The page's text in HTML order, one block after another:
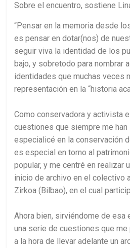
Sobre el encuentro, sostiene
“Pensar en la memoria desde
es pensar en dotar(nos) de
seguir viva la identidad de los
bajo, y sobretodo para nombrar
identidades que muchas veces
representación en la “historia
Como conservadora y activista
cuestiones que siempre me
especialicé en la conservación
es especial en torno al
popular, y me centré en realizar
inicio de archivo en el colectivo
Zirkoa (Bilbao), en el cual
Ahora bien, sirviéndome de esa
una serie de cuestiones que
a la hora de llevar adelante un